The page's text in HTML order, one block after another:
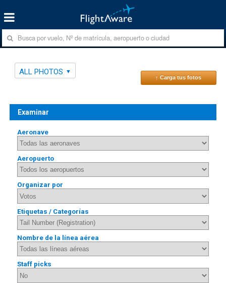
ALL PHOTOS
↑ Carga tus fotos
Examinar
Aeronave
Aeropuerto
Organizar por
Etiquetas / Categorías
Nombre de la línea aérea
Staff picks